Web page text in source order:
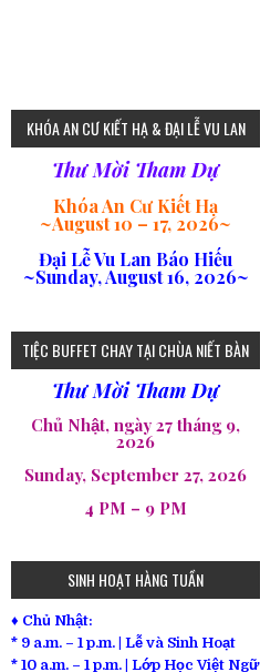
KHÓA AN CƯ KIẾT HẠ & ĐẠI LỄ VU LAN
Thư Mời Tham Dự
Khóa An Cư Kiết Hạ
~August 10 – 17, 2026~
Đại Lễ Vu Lan Báo Hiếu
~Sunday, August 16, 2026~
TIỆC BUFFET CHAY TẠI CHÙA NIẾT BÀN
Thư Mời Tham Dự
Chủ Nhật, ngày 27 tháng 9,
2026
Sunday, September 27, 2026
4 PM – 9 PM
SINH HOẠT HÀNG TUẦN
♦ Chủ Nhật:
* 9 a.m. – 1 p.m. | Lễ và Sinh Hoạt
* 10 a.m. – 1 p.m. | Lớp Học Việt Ngữ